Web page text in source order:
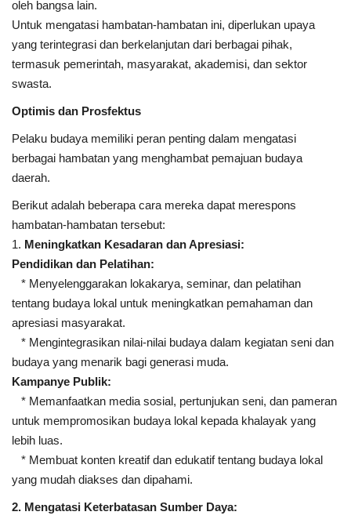
oleh bangsa lain.
Untuk mengatasi hambatan-hambatan ini, diperlukan upaya
yang terintegrasi dan berkelanjutan dari berbagai pihak,
termasuk pemerintah, masyarakat, akademisi, dan sektor
swasta.
Optimis dan Prosfektus
Pelaku budaya memiliki peran penting dalam mengatasi
berbagai hambatan yang menghambat pemajuan budaya
daerah.
Berikut adalah beberapa cara mereka dapat merespons
hambatan-hambatan tersebut:
1. Meningkatkan Kesadaran dan Apresiasi:
Pendidikan dan Pelatihan:
* Menyelenggarakan lokakarya, seminar, dan pelatihan
tentang budaya lokal untuk meningkatkan pemahaman dan
apresiasi masyarakat.
* Mengintegrasikan nilai-nilai budaya dalam kegiatan seni dan
budaya yang menarik bagi generasi muda.
Kampanye Publik:
* Memanfaatkan media sosial, pertunjukan seni, dan pameran
untuk mempromosikan budaya lokal kepada khalayak yang
lebih luas.
* Membuat konten kreatif dan edukatif tentang budaya lokal
yang mudah diakses dan dipahami.
2. Mengatasi Keterbatasan Sumber Daya: